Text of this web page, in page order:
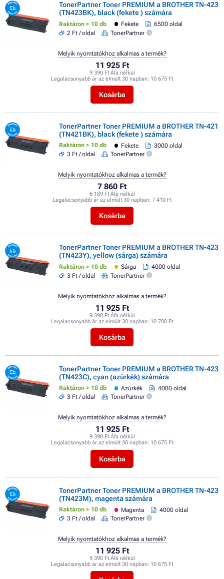
TonerPartner Toner PREMIUM a BROTHER TN-423
(TN423BK), black (fekete ) számára
Raktáron > 10 db Fekete
6500 oldal
2 Ft / oldal
TonerPartner
11 925 Ft
9 390 Ft Áfa nélkül
Legalacsonyabb ár az elmúlt 30 napban: 10 675 Ft
Kosárba
Melyik nyomtatókhoz alkalmas a termék?
TonerPartner Toner PREMIUM a BROTHER TN-421
(TN421BK), black (fekete ) számára
Raktáron > 10 db Fekete
3000 oldal
3 Ft / oldal
TonerPartner
7 860 Ft
6 189 Ft Áfa nélkül
Legalacsonyabb ár az elmúlt 30 napban: 7 410 Ft
Kosárba
Melyik nyomtatókhoz alkalmas a termék?
TonerPartner Toner PREMIUM a BROTHER TN-423
(TN423Y), yellow (sárga) számára
Raktáron > 10 db Sárga
4000 oldal
3 Ft / oldal
TonerPartner
11 925 Ft
9 390 Ft Áfa nélkül
Legalacsonyabb ár az elmúlt 30 napban: 10 700 Ft
Kosárba
Melyik nyomtatókhoz alkalmas a termék?
TonerPartner Toner PREMIUM a BROTHER TN-423
(TN423C), cyan (azúrkék) számára
Raktáron > 10 db Azúrkék
4000 oldal
3 Ft / oldal
TonerPartner
11 925 Ft
9 390 Ft Áfa nélkül
Legalacsonyabb ár az elmúlt 30 napban: 10 675 Ft
Kosárba
Melyik nyomtatókhoz alkalmas a termék?
TonerPartner Toner PREMIUM a BROTHER TN-423
(TN423M), magenta számára
Raktáron > 10 db Magenta
4000 oldal
3 Ft / oldal
TonerPartner
11 925 Ft
9 390 Ft Áfa nélkül
Legalacsonyabb ár az elmúlt 30 napban: 10 675 Ft
Melyik nyomtatókhoz alkalmas a termék?